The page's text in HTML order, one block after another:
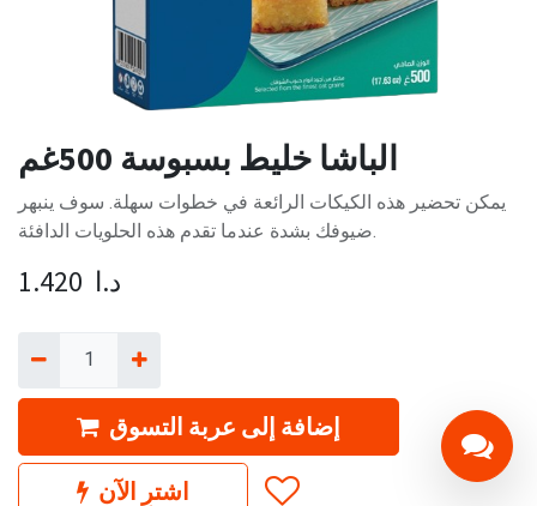
الباشا خليط بسبوسة 500غم
يمكن تحضير هذه الكيكات الرائعة في خطوات سهلة. سوف ينبهر
ضيوفك بشدة عندما تقدم هذه الحلويات الدافئة.
1.420 د.ا
إضافة إلى عربة التسوق
اشترِ الآن